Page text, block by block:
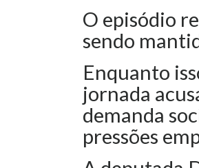
O episódio
sendo
Enquanto
jornada
demanda
pressões